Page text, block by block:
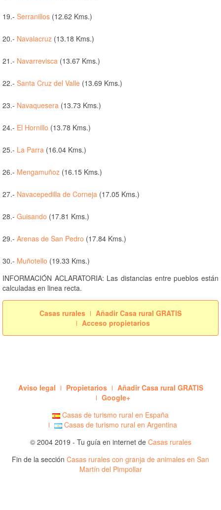
19.- Serranillos (12.62 Kms.)
20.- Navalacruz (13.18 Kms.)
21.- Navarrevisca (13.67 Kms.)
22.- Santa Cruz del Valle (13.69 Kms.)
23.- Navaquesera (13.73 Kms.)
24.- El Hornillo (13.78 Kms.)
25.- La Parra (16.04 Kms.)
26.- Mengamuñoz (16.15 Kms.)
27.- Navacepedilla de Corneja (17.05 Kms.)
28.- Guisando (17.81 Kms.)
29.- Arenas de San Pedro (17.84 Kms.)
30.- Muñotello (19.33 Kms.)
INFORMACIÓN ACLARATORIA: Las distancias entre pueblos están
calculadas en linea recta.
Casas rurales
Añadir Casa rural GRATIS
Acceso propietarios
Aviso legal Propietarios
Añadir Casa rural GRATIS
Google+
Casas de turismo rural en España
Casas de turismo rural en Argentina
© 2004 2019 - Tu guía en internet de Casas rurales
Fin de la sección Casas rurales con granja de animales en San
Martín del Pimpollar